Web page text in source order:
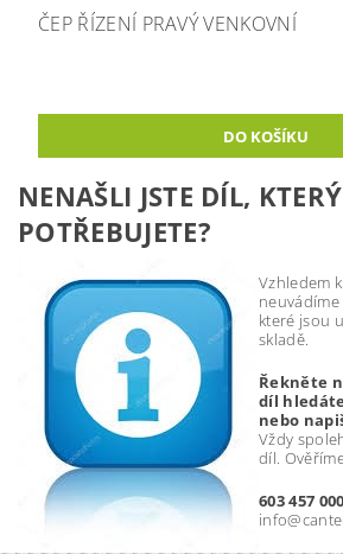
ČEP ŘÍZENÍ PRAVÝ VENKOVNÍ
NENAŠLI JSTE DÍL, KTERÝ
POTŘEBUJETE?
Vzhledem
neuvádíme
které jsou
skladě.
Řekněte
díl
nebo
Vždy
díl.
603 457 000